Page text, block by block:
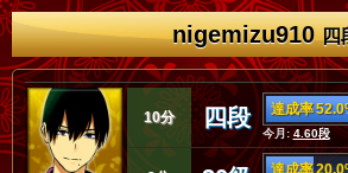
nigemizu910四
10分 四段 達成率
今月:4.60段
達成率